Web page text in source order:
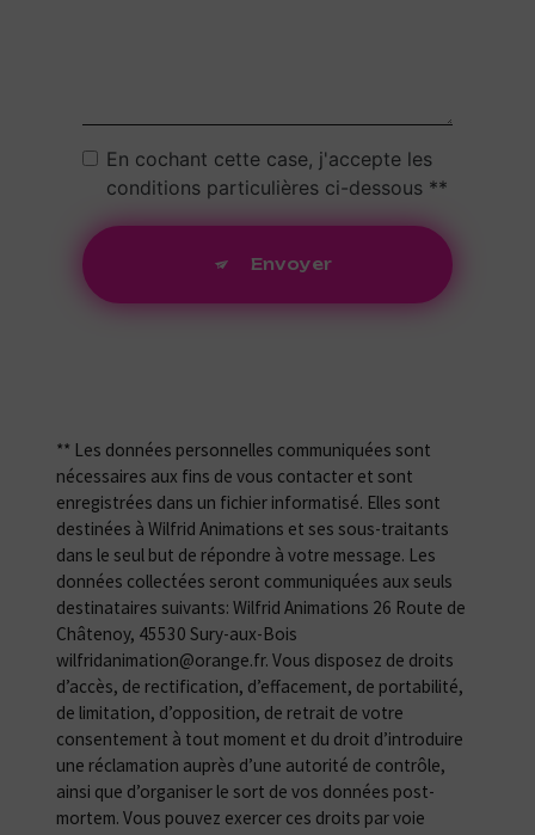
En cochant cette case, j'accepte les
conditions particulières ci-dessous **
Envoyer
** Les données personnelles communiquées sont
nécessaires aux fins de vous contacter et sont
enregistrées dans un fichier informatisé. Elles sont
destinées à Wilfrid Animations et ses sous-traitants
dans le seul but de répondre à votre message. Les
données collectées seront communiquées aux seuls
destinataires suivants: Wilfrid Animations 26 Route de
Châtenoy, 45530 Sury-aux-Bois
wilfridanimation@orange.fr. Vous disposez de droits
d’accès, de rectification, d’effacement, de portabilité,
de limitation, d’opposition, de retrait de votre
consentement à tout moment et du droit d’introduire
une réclamation auprès d’une autorité de contrôle,
ainsi que d’organiser le sort de vos données post-
mortem. Vous pouvez exercer ces droits par voie